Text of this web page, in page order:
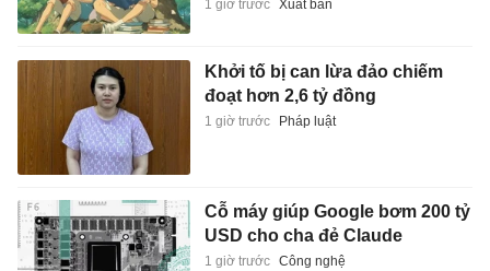
1 giờ trước Xuất bản
Khởi tố bị can lừa đảo chiếm
đoạt hơn 2,6 tỷ đồng
1 giờ trước Pháp luật
Cỗ máy giúp Google bơm 200 tỷ
USD cho cha đẻ Claude
1 giờ trước Công nghệ